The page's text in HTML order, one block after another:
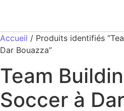
Accueil / Produits identifiés
Dar Bouazza”
Team
Soccer à